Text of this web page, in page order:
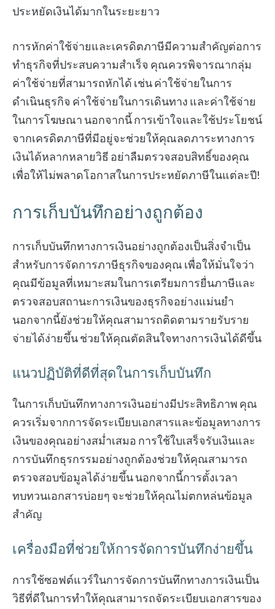
ประหยัดเงินได้มากในระยะยาว
การหักค่าใช้จ่ายและเครดิตภาษีมีความสำคัญต่อการ
ทำธุรกิจที่ประสบความสำเร็จ คุณควรพิจารณากลุ่ม
ค่าใช้จ่ายที่สามารถหักได้ เช่น ค่าใช้จ่ายในการ
ดำเนินธุรกิจ ค่าใช้จ่ายในการเดินทาง และค่าใช้จ่าย
ในการโฆษณา นอกจากนี้ การเข้าใจและใช้ประโยชน์
จากเครดิตภาษีที่มีอยู่จะช่วยให้คุณลดภาระทางการ
เงินได้หลากหลายวิธี อย่าลืมตรวจสอบสิทธิ์ของคุณ
เพื่อให้ไม่พลาดโอกาสในการประหยัดภาษีในแต่ละปี!
การเก็บบันทึกอย่างถูกต้อง
การเก็บบันทึกทางการเงินอย่างถูกต้องเป็นสิ่งจำเป็น
สำหรับการจัดการภาษีธุรกิจของคุณ เพื่อให้มั่นใจว่า
คุณมีข้อมูลที่เหมาะสมในการเตรียมการยื่นภาษีและ
ตรวจสอบสถานะการเงินของธุรกิจอย่างแม่นยำ
นอกจากนี้ยังช่วยให้คุณสามารถติดตามรายรับราย
จ่ายได้ง่ายขึ้น ช่วยให้คุณตัดสินใจทางการเงินได้ดีขึ้น
แนวปฏิบัติที่ดีที่สุดในการเก็บบันทึก
ในการเก็บบันทึกทางการเงินอย่างมีประสิทธิภาพ คุณ
ควรเริ่มจากการจัดระเบียบเอกสารและข้อมูลทางการ
เงินของคุณอย่างสม่ำเสมอ การใช้ใบเสร็จรับเงินและ
การบันทึกธุรกรรมอย่างถูกต้องช่วยให้คุณสามารถ
ตรวจสอบข้อมูลได้ง่ายขึ้น นอกจากนี้การตั้งเวลา
ทบทวนเอกสารบ่อยๆ จะช่วยให้คุณไม่ตกหล่นข้อมูล
สำคัญ
เครื่องมือที่ช่วยให้การจัดการบันทึกง่ายขึ้น
การใช้ซอฟต์แวร์ในการจัดการบันทึกทางการเงินเป็น
วิธีที่ดีในการทำให้คุณสามารถจัดระเบียบเอกสารของ